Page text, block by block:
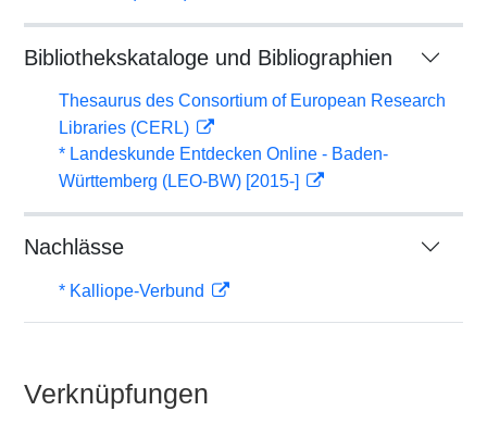
Bibliothekskataloge und Bibliographien
Thesaurus des Consortium of European Research
Libraries (CERL)
* Landeskunde Entdecken Online - Baden-
Württemberg (LEO-BW) [2015-]
Nachlässe
* Kalliope-Verbund
Verknüpfungen